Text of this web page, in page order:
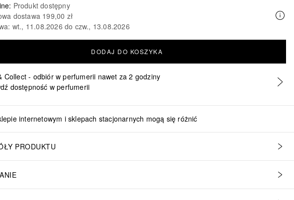
: Produkt dostępny
dostawa 199,00 zł
wt., 11.08.2026 do czw., 13.08.2026
DODAJ DO KOSZYKA
Collect - odbiór w perfumerii nawet za 2 godziny
dostępność w perfumerii
internetowym i sklepach stacjonarnych mogą się różnić
PRODUKTU